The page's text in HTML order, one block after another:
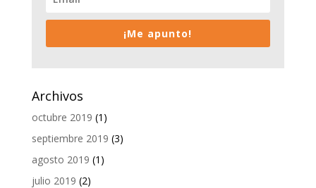
¡Me apunto!
Archivos
octubre 2019 (1)
septiembre 2019 (3)
agosto 2019 (1)
julio 2019 (2)